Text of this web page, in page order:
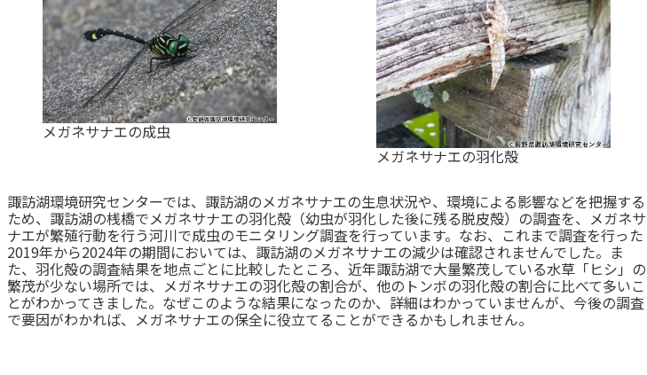
メガネサナエの成虫
メガネサナエの羽化殻
諏訪湖環境研究センターでは、諏訪湖のメガネサナエの生息状況や、環境による影響などを把握する
ため、諏訪湖の桟橋でメガネサナエの羽化殻（幼虫が羽化した後に残る脱皮殻）の調査を、メガネサ
ナエが繁殖行動を行う河川で成虫のモニタリング調査を行っています。なお、これまで調査を行った
2019年から2024年の期間においては、諏訪湖のメガネサナエの減少は確認されませんでした。ま
た、羽化殻の調査結果を地点ごとに比較したところ、近年諏訪湖で大量繁茂している水草「ヒシ」の
繁茂が少ない場所では、メガネサナエの羽化殻の割合が、他のトンボの羽化殻の割合に比べて多いこ
とがわかってきました。なぜこのような結果になったのか、詳細はわかっていませんが、今後の調査
で要因がわかれば、メガネサナエの保全に役立てることができるかもしれません。